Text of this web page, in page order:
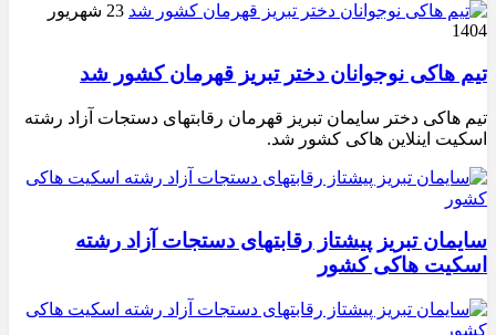
23 شهریور
1404
تیم هاکی نوجوانان دختر تبریز قهرمان کشور شد
تیم هاکی دختر سایمان تبریز قهرمان رقابتهای دستجات آزاد رشته
اسکیت اینلاین هاکی کشور شد.
سایمان تبریز پیشتاز رقابتهای دستجات آزاد رشته
اسکیت هاکی کشور